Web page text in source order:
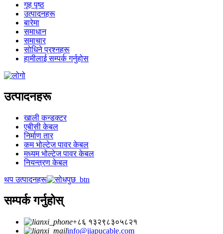
गृह पृष्ठ
उत्पादनहरू
बारेमा
समाधान
समाचार
सोधिने प्रश्नहरू
हामीलाई सम्पर्क गर्नुहोस
उत्पादनहरू
खाली कन्डक्टर
एबीसी केबल
निर्माण तार
कम भोल्टेज पावर केबल
मध्यम भोल्टेज पावर केबल
नियन्त्रण केबल
थप उत्पादनहरू
सम्पर्क गर्नुहोस्
+८६ १३२९८३०५८२१
info@jiapucable.com